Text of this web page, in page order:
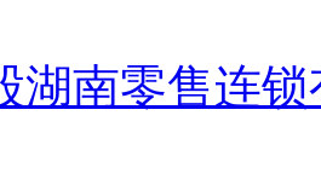
湖南零售连